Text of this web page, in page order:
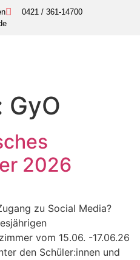
0421 / 361-14700
GyO
2026
zu Social Media?
vom 15.06. -17.06.26
den Schüler:innen und